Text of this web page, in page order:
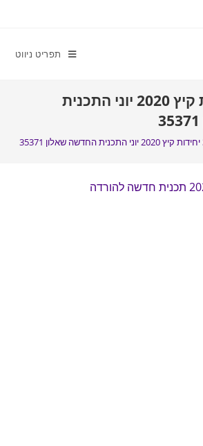
תפריט ניווט
בגרות 3 יחידות קיץ 2020 יוני התכנית